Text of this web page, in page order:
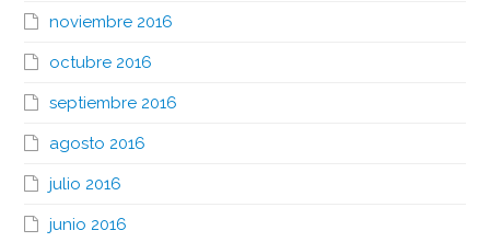
noviembre 2016
octubre 2016
septiembre 2016
agosto 2016
julio 2016
junio 2016